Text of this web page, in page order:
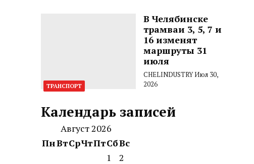
ТРАНСПОРТ
В Челябинске
трамваи 3, 5, 7 и
16 изменят
маршруты 31
июля
CHELINDUSTRYИюл 30,
2026
Календарь записей
Август 2026
ПнВтСрЧтПтСбВс
1
2